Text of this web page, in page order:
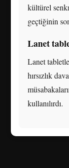
kültürel
geçtiğinin
Lanet
Lanet
hırsızlık
kullanılırdı.